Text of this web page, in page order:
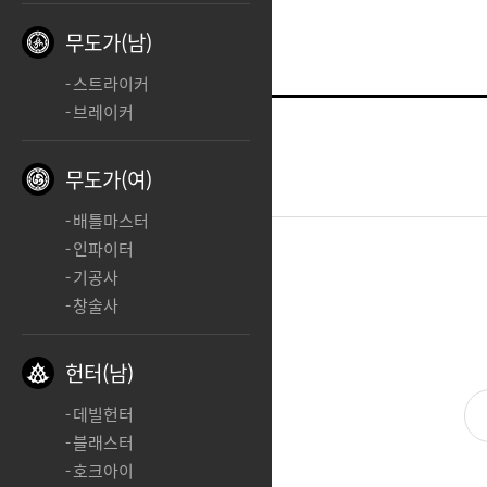
2025.04.10 03:09
무도가(남)
스트라이커
브레이커
무도가(여)
배틀마스터
인파이터
기공사
창술사
헌터(남)
데빌헌터
블래스터
호크아이